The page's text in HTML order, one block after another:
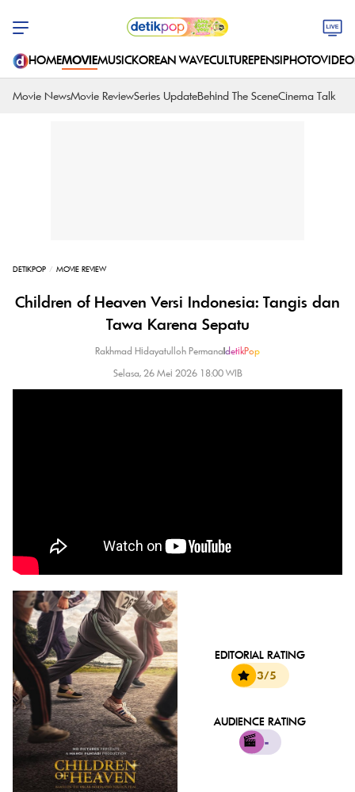
HOMEMOVIEMUSICKOREAN WAVECULTUREPENSIPHOTOVIDEO
Movie NewsMovie ReviewSeries UpdateBehind The SceneCinema Talk
DETIKPOP MOVIE REVIEW
Children of Heaven Versi Indonesia: Tangis dan
Tawa Karena Sepatu
Rakhmad Hidayatulloh Permana|detikPop
Selasa, 26 Mei 2026 18:00 WIB
EDITORIAL RATING
3/5
AUDIENCE RATING
-